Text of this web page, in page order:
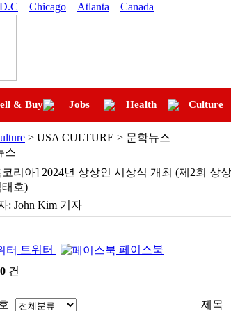
Chicago Atlanta Canada
& Buy Jobs Health Culture
> USA CULTURE > 문학뉴스
스
리아] 2024년 상상인 시상식 개최 (제2회 상
호)
: John Kim 기자
트위터
페이스북
0 건
제목